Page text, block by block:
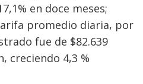
en doce meses;
promedio diaria, por
fue de $82.639
creciendo 4,3 %